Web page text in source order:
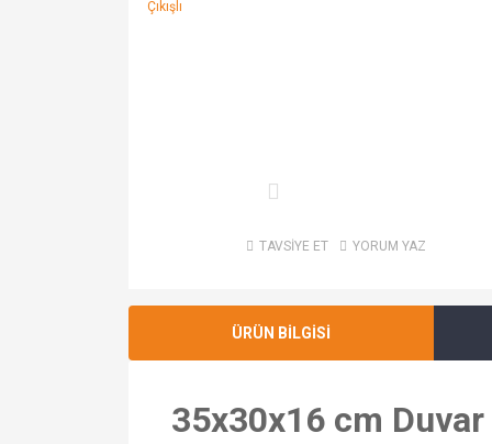
TAVSİYE ET YORUM YAZ
ÜRÜN BİLGİSİ
35x30x16 cm